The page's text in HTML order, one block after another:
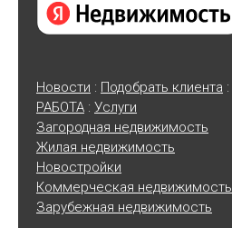
Новости : Подобрать клиента :
РАБОТА : Услуги
Загородная недвижимость
Жилая недвижимость
Новостройки
Коммерческая недвижимость
Зарубежная недвижимость